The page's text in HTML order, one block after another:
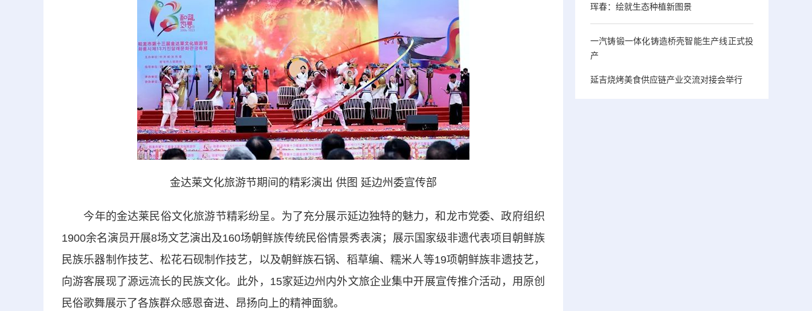
金达莱文化旅游节期间的精彩演出 供图 延边州委宣传部
今年的金达莱民俗文化旅游节精彩纷呈。为了充分展示延边独特的魅力，和龙市党委、政府组织
1900余名演员开展8场文艺演出及160场朝鲜族传统民俗情景秀表演；展示国家级非遗代表项目朝鲜族
民族乐器制作技艺、松花石砚制作技艺，以及朝鲜族石锅、稻草编、糯米人等19项朝鲜族非遗技艺，
向游客展现了源远流长的民族文化。此外，15家延边州内外文旅企业集中开展宣传推介活动，用原创
民俗歌舞展示了各族群众感恩奋进、昂扬向上的精神面貌。
珲春：绘就生态种植新图景
一汽铸锻一体化铸造桥壳智能生产线正式投
产
延吉烧烤美食供应链产业交流对接会举行